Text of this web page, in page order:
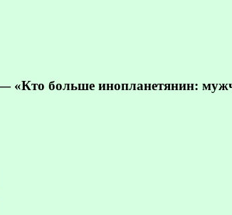
«Кто больше инопланетянин: